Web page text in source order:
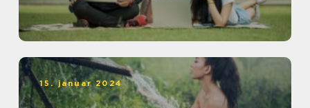
15. januar 2024